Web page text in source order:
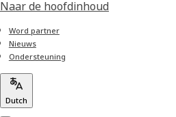
Naar de hoofdinhoud
Word partner
Nieuws
Ondersteuning
Dutch